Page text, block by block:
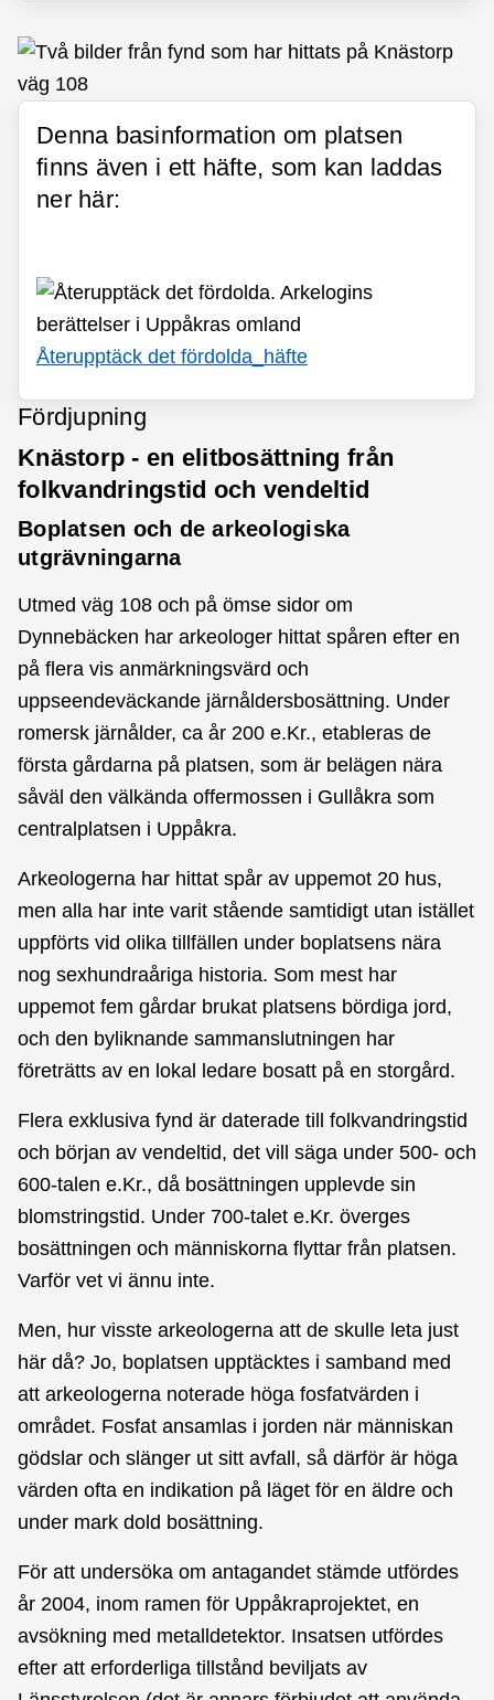
Denna basinformation om platsen
finns även i ett häfte, som kan laddas
ner här:
Återupptäck det fördolda_ häfte
Fördjupning
Knästorp - en elitbosättning från
folkvandringstid och vendeltid
Boplatsen och de arkeologiska
utgrävningarna
Utmed väg 108 och på ömse sidor om
Dynnebäcken har arkeologer hittat spåren efter en
på flera vis anmärkningsvärd och
uppseendeväckande järnåldersbosättning. Under
romersk järnålder, ca år 200 e.Kr., etableras de
första gårdarna på platsen, som är belägen nära
såväl den välkända offermossen i Gullåkra som
centralplatsen i Uppåkra.
Arkeologerna har hittat spår av uppemot 20 hus,
men alla har inte varit stående samtidigt utan istället
uppförts vid olika tillfällen under boplatsens nära
nog sexhundraåriga historia. Som mest har
uppemot fem gårdar brukat platsens bördiga jord,
och den byliknande sammanslutningen har
företrätts av en lokal ledare bosatt på en storgård.
Flera exklusiva fynd är daterade till folkvandringstid
och början av vendeltid, det vill säga under 500- och
600-talen e.Kr., då bosättningen upplevde sin
blomstringstid. Under 700-talet e.Kr. överges
bosättningen och människorna flyttar från platsen.
Varför vet vi ännu inte.
Men, hur visste arkeologerna att de skulle leta just
här då? Jo, boplatsen upptäcktes i samband med
att arkeologerna noterade höga fosfatvärden i
området. Fosfat ansamlas i jorden när människan
gödslar och slänger ut sitt avfall, så därför är höga
värden ofta en indikation på läget för en äldre och
under mark dold bosättning.
För att undersöka om antagandet stämde utfördes
år 2004, inom ramen för Uppåkraprojektet, en
avsökning med metalldetektor. Insatsen utfördes
efter att erforderliga tillstånd beviljats av